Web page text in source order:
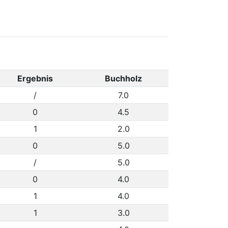
Ergebnis
Buchholz
/
7.0
0
4.5
1
2.0
0
5.0
/
5.0
0
4.0
1
4.0
1
3.0